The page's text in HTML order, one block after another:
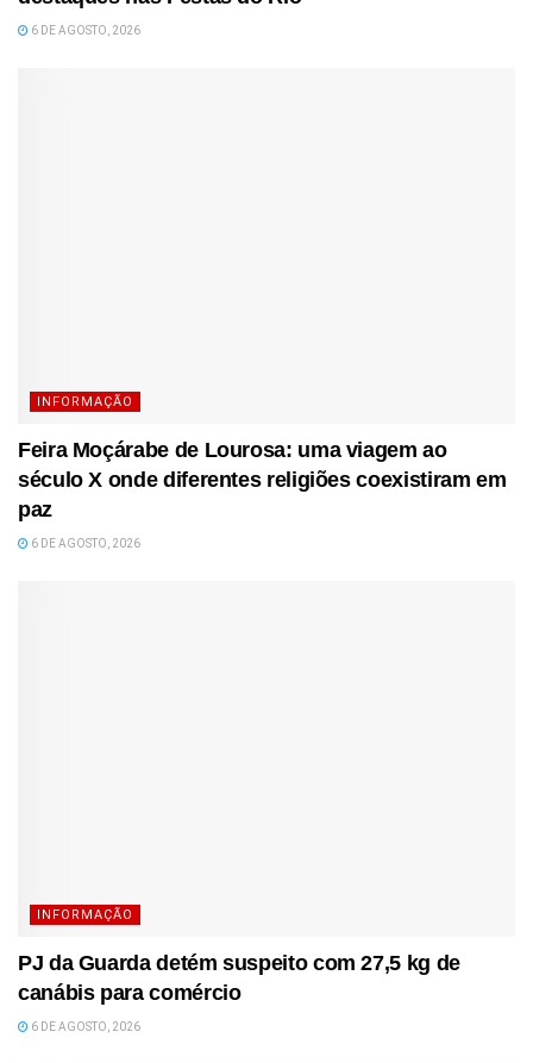
6 DE AGOSTO, 2026
INFORMAÇÃO
Feira Moçárabe de Lourosa: uma viagem ao
século X onde diferentes religiões coexistiram em
paz
6 DE AGOSTO, 2026
INFORMAÇÃO
PJ da Guarda detém suspeito com 27,5 kg de
canábis para comércio
6 DE AGOSTO, 2026